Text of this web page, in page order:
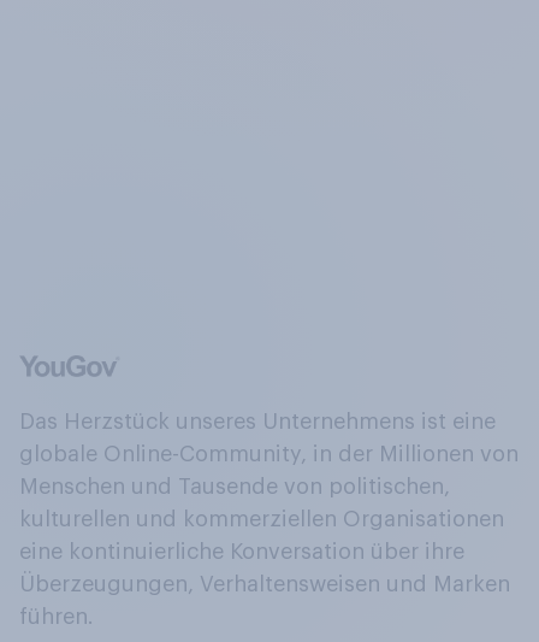
Das Herzstück unseres Unternehmens ist eine
globale Online-Community, in der Millionen von
Menschen und Tausende von politischen,
kulturellen und kommerziellen Organisationen
eine kontinuierliche Konversation über ihre
Überzeugungen, Verhaltensweisen und Marken
führen.